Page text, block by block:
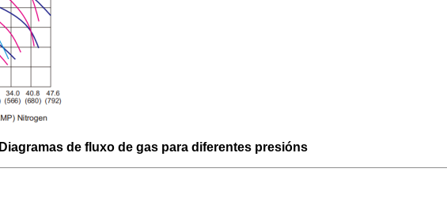
Diagramas de fluxo de gas para diferentes presións